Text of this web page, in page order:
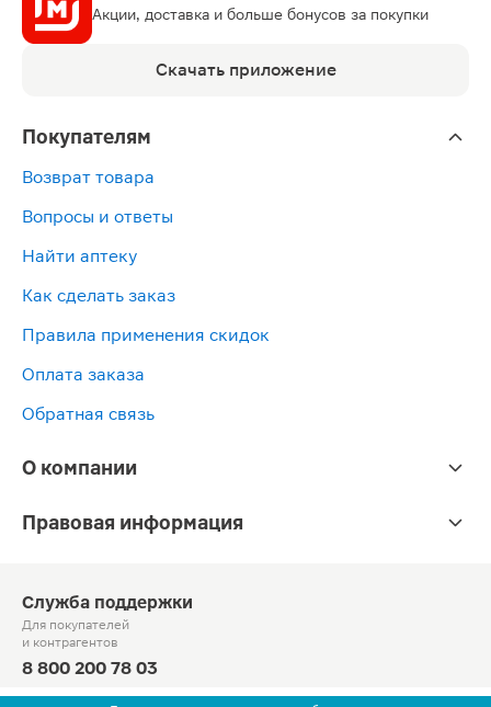
Акции, доставка и больше бонусов за покупки
Скачать приложение
Покупателям
Возврат товара
Вопросы и ответы
Найти аптеку
Как сделать заказ
Правила применения скидок
Оплата заказа
Обратная связь
О компании
Правовая информация
Служба поддержки
Для покупателей
и контрагентов
8 800 200 78 03
Круглосуточно, звонок по России бесплатный